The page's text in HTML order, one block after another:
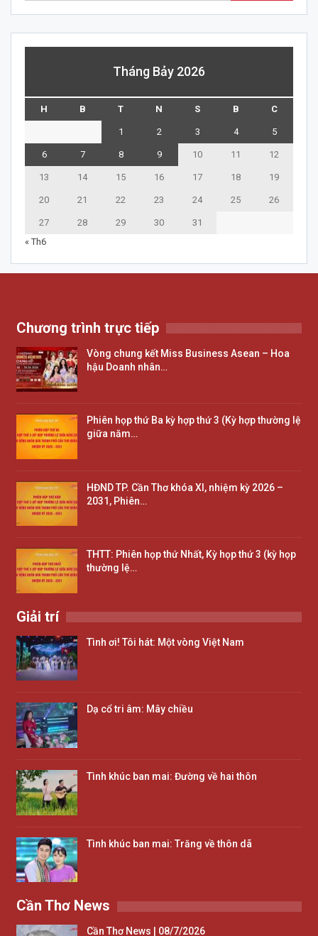
Tháng Bảy 2026
H B T N S B C
1 2 3 4 5
6 7 8 9 10 11 12
13 14 15 16 17 18 19
20 21 22 23 24 25 26
27 28 29 30
31
« Th6
Chương trình trực tiếp
Vòng chung kết Miss Business Asean – Hoa
hậu Doanh nhân…
Phiên họp thứ Ba kỳ hợp thứ 3 (Kỳ hợp thường lệ
giữa năm…
HĐND TP. Cần Thơ khóa XI, nhiệm kỳ 2026 –
2031, Phiên…
THTT: Phiên họp thứ Nhất, Kỳ họp thứ 3 (kỳ họp
thường lệ…
Giải trí
Tình ơi! Tôi hát: Một vòng Việt Nam
Dạ cổ tri âm: Mây chiều
Tình khúc ban mai: Đường về hai thôn
Tình khúc ban mai: Trăng về thôn dã
Cần Thơ News
Cần Thơ News | 08/7/2026